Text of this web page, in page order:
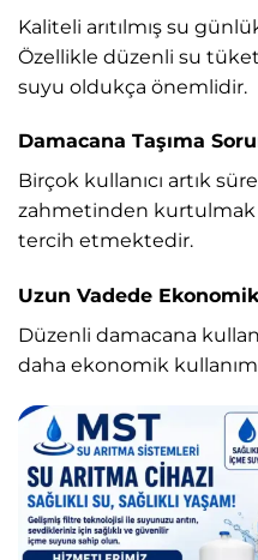
Kaliteli arıtılmış su
Özellikle düzenli su
suyu oldukça önemlidir.
Damacana Taşıma
Birçok kullanıcı artık
zahmetinden kurtulmak
tercih etmektedir.
Uzun Vadede
Düzenli damacana
daha ekonomik kullanım